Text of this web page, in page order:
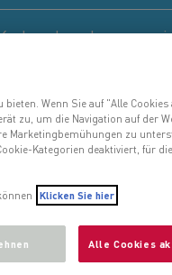
die wichtigsten
Wenn Sie auf "Alle
zu, um die Navigation auf der
Marketingbemühungen zu
Kategorien deaktiviert, für
Klicken Sie hier
Alle Cookies